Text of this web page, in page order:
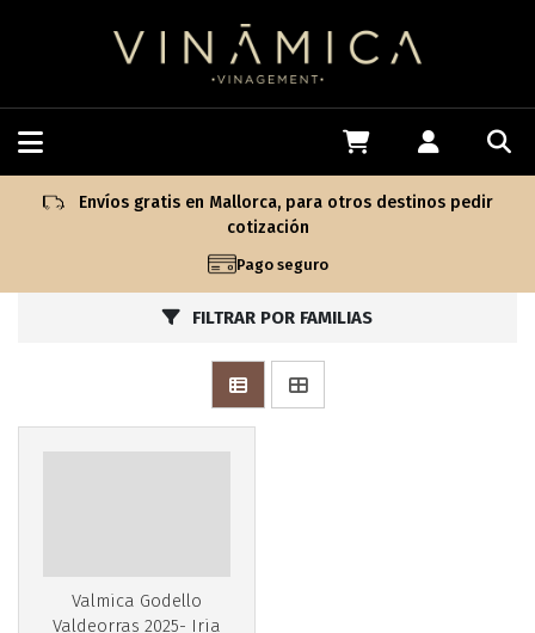
Envíos gratis en Mallorca, para otros destinos pedir
cotización
Pago seguro
FILTRAR POR FAMILIAS
Valmica Godello
Valdeorras 2025- Iria